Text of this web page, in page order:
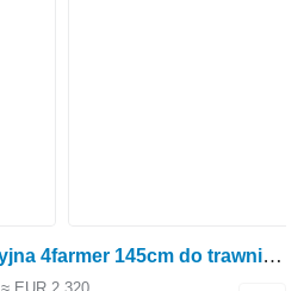
Glebogryzarka separacyjna 4farmer 145cm do trawników